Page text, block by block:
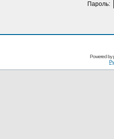
Пароль:
Powered by